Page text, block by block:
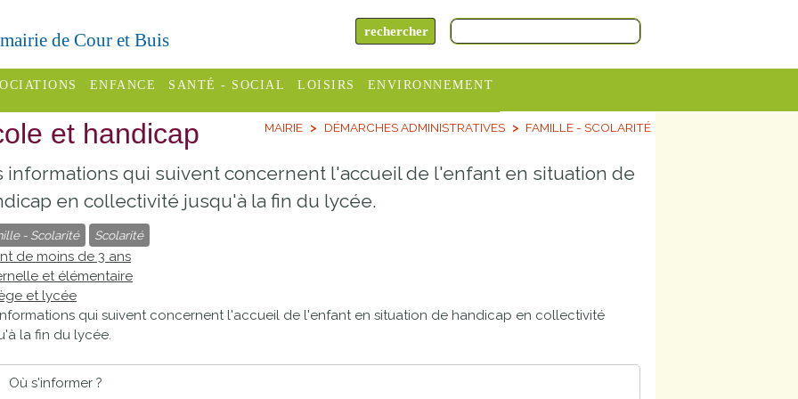
de Cour et Buis
des
Varèze
des
ENFANCE
Assistantes
Relais
assistante
maternelle
Pôle petite
enfance
SANTÉ - SOCIAL
Centres
ADMR
Départemental
LOISIRS
Offices
Piscines
Sélection
ENVIRONNEMENT
Horaires
MAIRIE DÉMARCHES ADMINISTRATIVES FAMILLE - SCOLARITÉ
et handicap
informations qui suivent concernent l'accueil de l'enfant en situation de
en collectivité jusqu'à la fin du lycée.
- Scolarité Scolarité
de moins de 3 ans
et élémentaire
et lycée
qui suivent concernent l'accueil de l'enfant en situation de handicap en collectivité
la fin du lycée.
Où s'informer ?